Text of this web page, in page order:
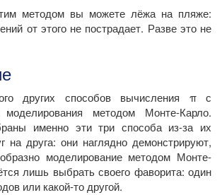
методом вы можете лёжа на пляже:
от этого не пострадает. Разве это не
других способов вычисления π с
моделирования методом Монте-Карло.
именно эти три способа из-за их
на друга: они наглядно демонстрируют,
моделирование методом Монте-
лишь выбрать своего фаворита: один
или какой-то другой.